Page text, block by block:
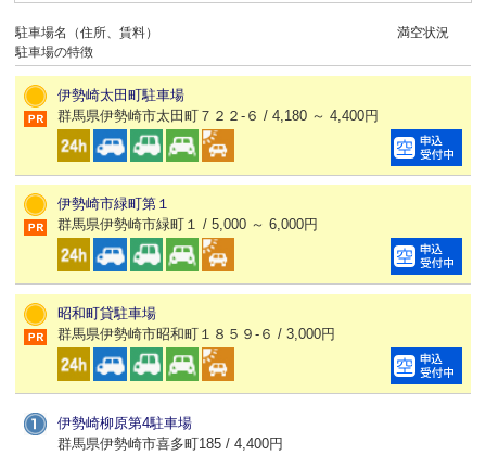
駐車場名（住所、賃料）
駐車場の特徴
満空状況
伊勢崎太田町駐車場
群馬県伊勢崎市太田町７２２-６ / 4,180 ～ 4,400円
伊勢崎市緑町第１
群馬県伊勢崎市緑町１ / 5,000 ～ 6,000円
昭和町貸駐車場
群馬県伊勢崎市昭和町１８５９-６ / 3,000円
伊勢崎柳原第4駐車場
群馬県伊勢崎市喜多町185 / 4,400円